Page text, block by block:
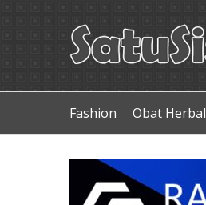
Fashion Obat Herbal